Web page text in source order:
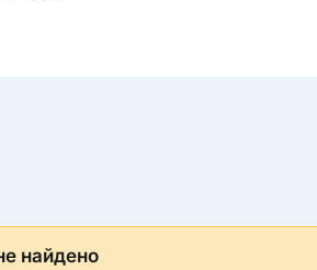
reisikaubad.ee, Airalo eSim...
найдено